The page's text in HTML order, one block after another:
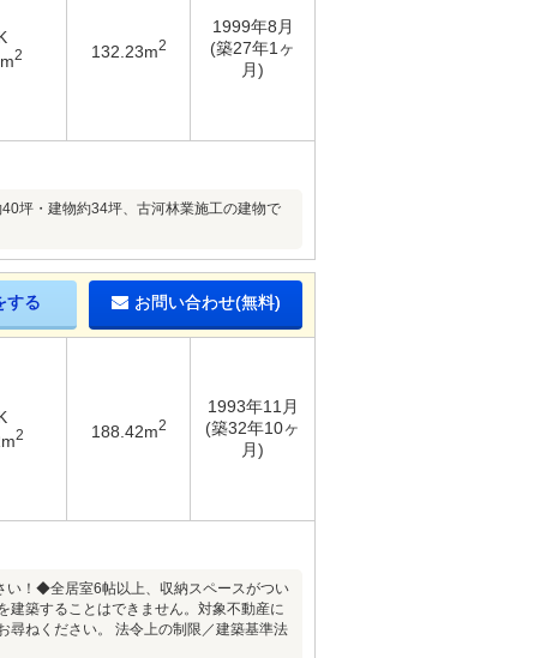
2 132.23m2
1999年8月
(築27年1ヶ
月)
坪・建物約34坪、古河林業施工の建物で
する お問い合わせ(無料)
2 188.42m2
1993年11月
(築32年10ヶ
月)
い！◆全居室6帖以上、収納スペースがつい
築することはできません。対象不動産に
尋ねください。 法令上の制限／建築基準法